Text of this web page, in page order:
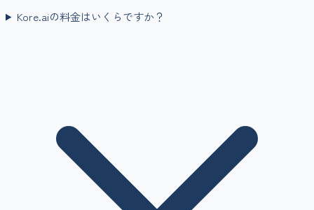
Kore.aiの料金はいくらですか？